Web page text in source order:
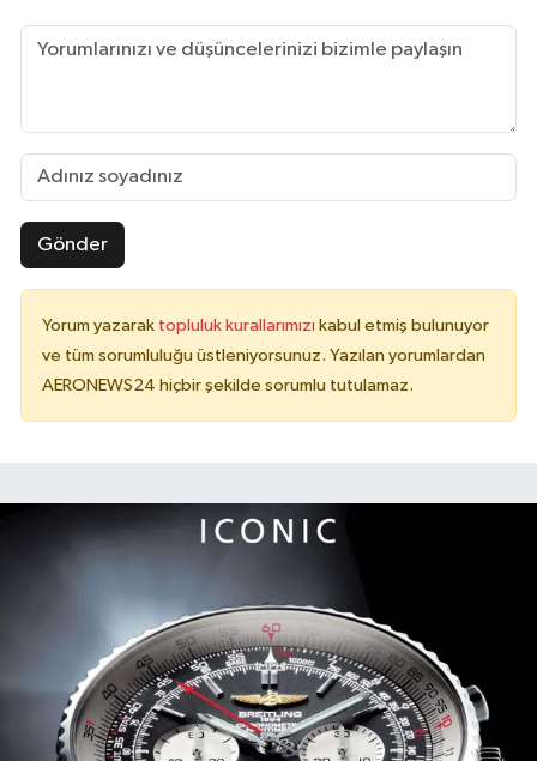
Gönder
Yorum yazarak topluluk kurallarımızı kabul etmiş bulunuyor
ve tüm sorumluluğu üstleniyorsunuz. Yazılan yorumlardan
AERONEWS24 hiçbir şekilde sorumlu tutulamaz.